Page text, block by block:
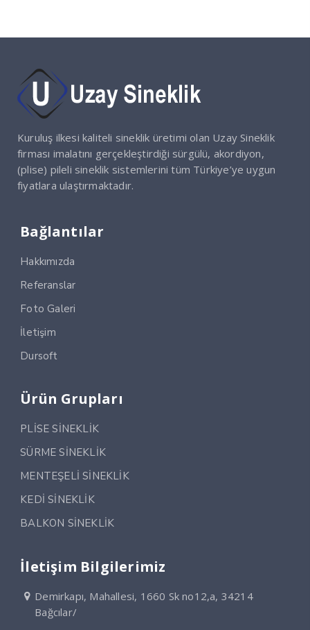
Kuruluş ilkesi kaliteli sineklik üretimi olan Uzay Sineklik
firması imalatını gerçekleştirdiği sürgülü, akordiyon,
(plise) pileli sineklik sistemlerini tüm Türkiye’ye uygun
fiyatlara ulaştırmaktadır.
Bağlantılar
Hakkımızda
Referanslar
Foto Galeri
İletişim
Dursoft
Ürün Grupları
PLİSE SİNEKLİK
SÜRME SİNEKLİK
MENTEŞELİ SİNEKLİK
KEDİ SİNEKLİK
BALKON SİNEKLİK
İletişim Bilgilerimiz
Demirkapı, Mahallesi, 1660 Sk no12,a, 34214
Bağcılar/